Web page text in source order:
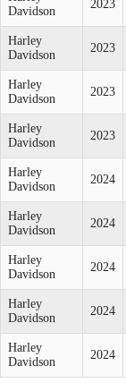
Davidson
2023
Harley
Davidson
2023
Harley
Davidson
2023
Harley
Davidson
2023
Harley
Davidson
2024
Harley
Davidson
2024
Harley
Davidson
2024
Harley
Davidson
2024
Harley
Davidson
2024